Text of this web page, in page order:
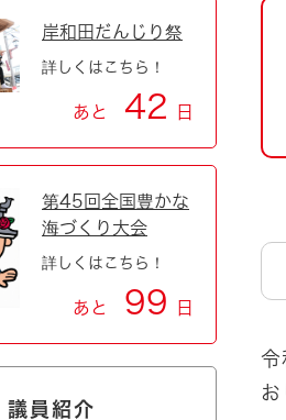
まちづくり
国際交流
本
令
お
岸和田だんじり祭
詳しくはこちら！
あと 42 日
第45回全国豊かな
海づくり大会
詳しくはこちら！
あと 99 日
議員紹介